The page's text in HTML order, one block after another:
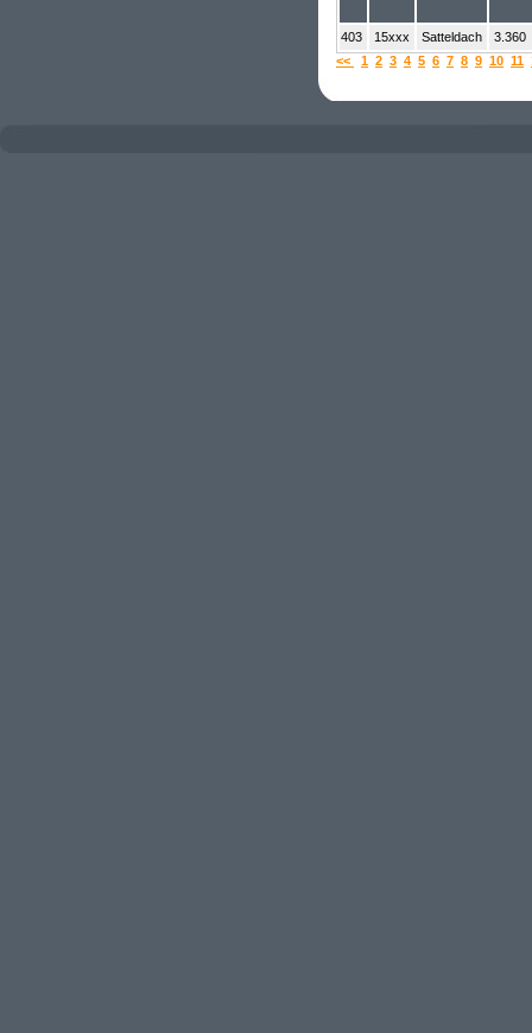
403 15xxx Satteldach
3.360
<<
1 2 3 4 5 6 7 8 9 10 11